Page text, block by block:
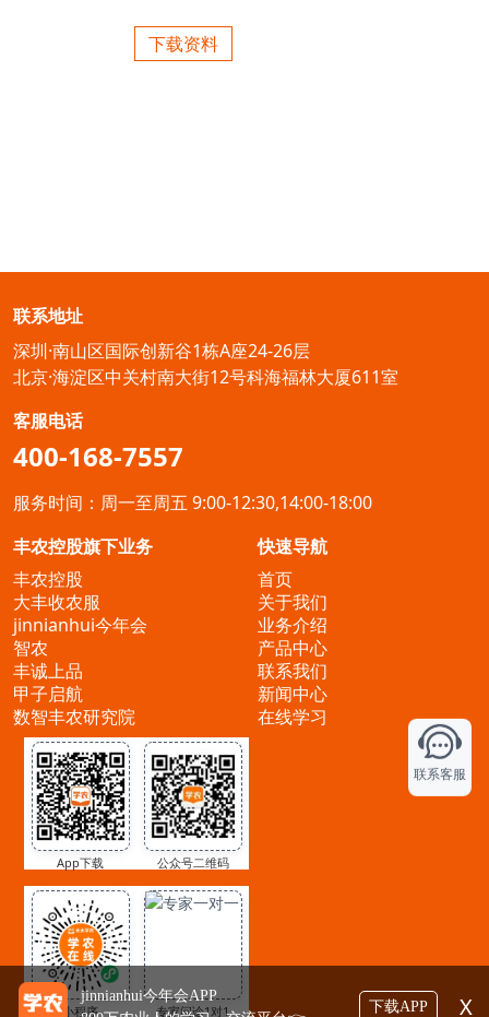
下载资料
联系客服
联系地址
深圳·南山区国际创新谷1栋A座24-26层
北京·海淀区中关村南大街12号科海福林大厦611室
客服电话
400-168-7557
服务时间：周一至周五 9:00-12:30,14:00-18:00
丰农控股旗下业务
丰农控股
大丰收农服
jinnianhui今年会
智农
丰诚上品
甲子启航
数智丰农研究院
快速导航
首页
关于我们
业务介绍
产品中心
联系我们
新闻中心
在线学习
App下载 公众号二维码
小程序 专家问诊1对1
jinnianhui今年会APP
下载APP X